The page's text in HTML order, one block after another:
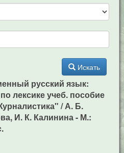
Искать
русский язык:
лексике учеб. пособие
/ А. Б.
И. К. Калинина - М.: